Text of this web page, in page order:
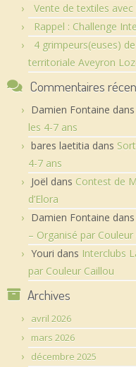
Vente de textiles
Rappel : Challenge
4 grimpeurs(euses)
territoriale Aveyron
Commentaires
Damien Fontaine dans
les 4-7 ans
bares laetitia dans
4-7 ans
Joël dans Contest de
d’Elora
Damien Fontaine dans
– Organisé par Couleur
Youri dans Interclubs
par Couleur Caillou
Archives
avril 2026
mars 2026
décembre 2025